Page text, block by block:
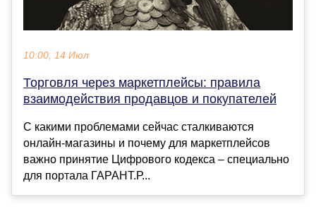
10:00, 14 Июл
Торговля через маркетплейсы: правила
взаимодействия продавцов и покупателей
С какими проблемами сейчас сталкиваются
онлайн-магазины и почему для маркетплейсов
важно принятие Цифрового кодекса – специально
для портала ГАРАНТ.Р...